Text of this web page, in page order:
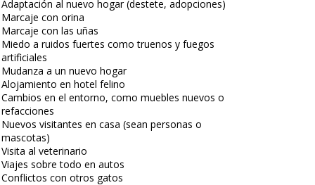
Adaptación al nuevo hogar (destete, adopciones)
Marcaje con orina
Marcaje con las uñas
Miedo a ruidos fuertes como truenos y fuegos
artificiales
Mudanza a un nuevo hogar
Alojamiento en hotel felino
Cambios en el entorno, como muebles nuevos o
refacciones
Nuevos visitantes en casa (sean personas o
mascotas)
Visita al veterinario
Viajes sobre todo en autos
Conflictos con otros gatos